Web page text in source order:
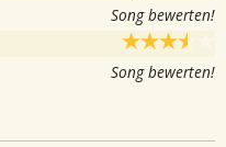
Song bewerten!
Song bewerten!